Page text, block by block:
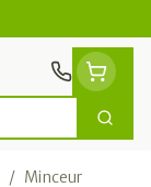
/ Minceur